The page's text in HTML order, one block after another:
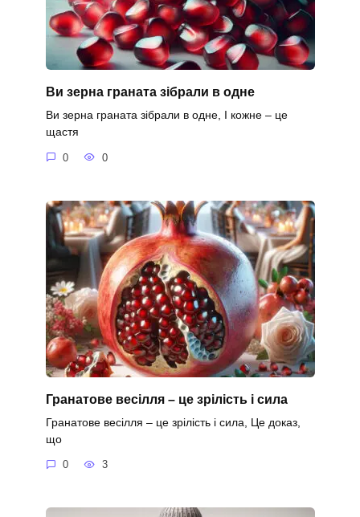
Ви зерна граната зібрали в одне
Ви зерна граната зібрали в одне, І кожне – це
щастя
0 0
Гранатове весілля – це зрілість і сила
Гранатове весілля – це зрілість і сила, Це доказ,
що
0 3